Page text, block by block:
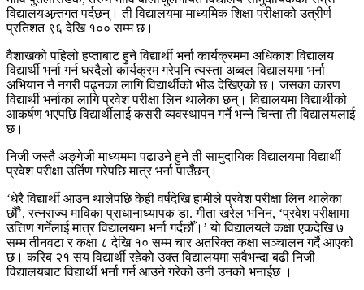
विद्यालयअन्र्तगत पर्दछन्। ती विद्यालयमा माध्यमिक शिक्षा परीक्षाको उत्रीर्ण
प्रतिशत ९६ देखि १०० सम्म छ।
वैशाखको पहिलो हप्ताबाट हुने विद्यार्थी भर्ना कार्यक्रममा अधिकांश विद्यालय
विद्यार्थी भर्ना गर्न घरदैलो कार्यक्रम गरेपनि त्यस्ता अब्बल विद्यालयमा भर्ना
अभियान नै नगरी पढ्नका लागि विद्यार्थीको भीड देखिएको छ। जसका कारण
विद्यार्थी भर्नाका लागि प्रवेश परीक्षा लिन थालेका छन्। विद्यालयमा विद्यार्थीको
आकर्षण भएपछि विद्यार्थीलाई कसरी व्यवस्थापन गर्ने भन्ने चिन्ता ती विद्यालयलाई
छ।
निजी जस्तै अङ्गेजी माध्यममा पढाउने हुने ती सामुदायिक विद्यालयमा विद्यार्थी
प्रवेश परीक्षा उर्तिण गरेपछि मात्र भर्ना पाउँछन्।
‘धेरै विद्यार्थी आउन थालेपछि केही वर्षदेखि हामीले प्रवेश परीक्षा लिन थालेका
छौँ’, रत्नराज्य माविका प्राधानाध्यापक डा. गीता खरेल भनिन, ‘प्रवेश परीक्षामा
उत्तिण गर्नेलाई मात्र विद्यालयमा भर्ना गर्दछौँ।’ यो विद्यालयले कक्षा एकदेखि ७
सम्म तीनवटा र कक्षा ८ देखि १० सम्म चार अतरिक्त कक्षा सञ्चालन गर्दै आएको
छ। करिब २१ सय विद्यार्थी रहेको उक्त विद्यालयमा सवैभन्दा बढी निजी
विद्यालयबाट विद्यार्थी भर्ना गर्न आउने गरेको उनी उनको भनाईछ ।